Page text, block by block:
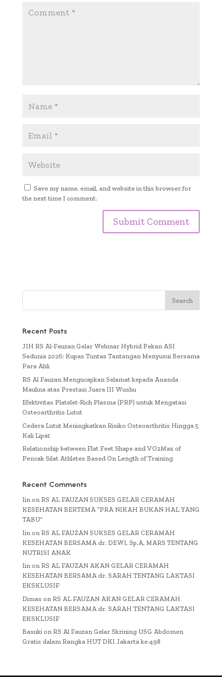
Save my name, email, and website in this browser for
the next time I comment.
Recent Posts
JIH RS Al-Fauzan Gelar Webinar Hybrid Pekan ASI
Sedunia 2026: Kupas Tuntas Tantangan Menyusui Bersama
Para Ahli
RS Al Fauzan Mengucapkan Selamat kepada Ananda
Maulina atas Prestasi Juara III Wushu
Efektivitas Platelet-Rich Plasma (PRP) untuk Mengatasi
Osteoarthritis Lutut
Cedera Lutut Meningkatkan Risiko Osteoarthritis Hingga 5
Kali Lipat
Relationship between Flat Feet Shape and VO2Max of
Pencak Silat Athletes Based On Length of Training
Recent Comments
Iinon RS AL FAUZAN SUKSES GELAR CERAMAH
KESEHATAN BERTEMA “PRA NIKAH BUKAN HAL YANG
TABU”
Iin on RS AL FAUZAN SUKSES GELAR CERAMAH
KESEHATAN BERSAMA dr. DEWI, Sp.A, MARS TENTANG
NUTRISI ANAK
Iinon RS AL FAUZAN AKAN GELAR CERAMAH
KESEHATAN BERSAMA dr. SARAH TENTANG LAKTASI
EKSKLUSIF
Dimas on RS AL FAUZAN AKAN GELAR CERAMAH
KESEHATAN BERSAMA dr. SARAH TENTANG LAKTASI
EKSKLUSIF
Basukion RS Al Fauzan Gelar Skrining USG Abdomen
Gratis dalam Rangka HUT DKI Jakarta ke-498